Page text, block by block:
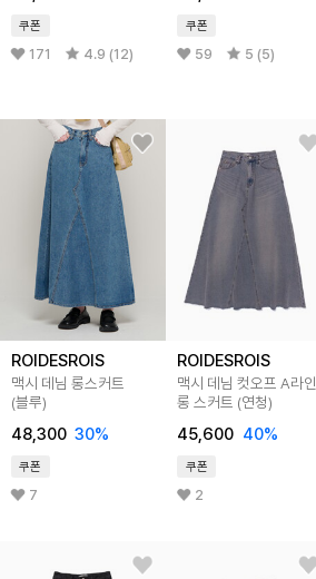
쿠폰
171 4.9 (12)
쿠폰
59 5 (5)
ROIDESROIS
맥시 데님 롱스커트
(블루)
48,300 30%
쿠폰
7
ROIDESROIS
맥시 데님 컷오프 A라인
롱 스커트 (연청)
45,600 40%
쿠폰
2